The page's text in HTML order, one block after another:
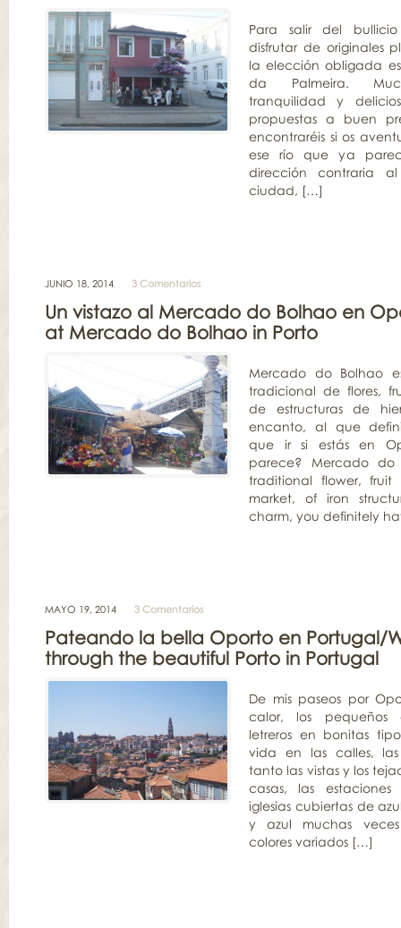
Para salir del
disfrutar de originales
la elección obligada
da Palmeira.
tranquilidad y
propuestas a buen
encontraréis si os
ese río que ya
dirección contraria
ciudad, […]
JUNIO 18, 2014 3 Comentarios
Un vistazo al Mercado do Bolhao en
at Mercado do Bolhao in Porto
Mercado do Bolhao
tradicional de flores,
de estructuras de
encanto, al que
que ir si estás en
parece? Mercado
traditional flower,
market, of iron
charm, you definitely
MAYO 19, 2014 3 Comentarios
Pateando la bella Oporto en Portugal/
through the beautiful Porto in Portugal
De mis paseos por
calor, los pequeños
letreros en bonitas
vida en las calles,
tanto las vistas y los
casas, las
iglesias cubiertas de
y azul muchas
colores variados […]